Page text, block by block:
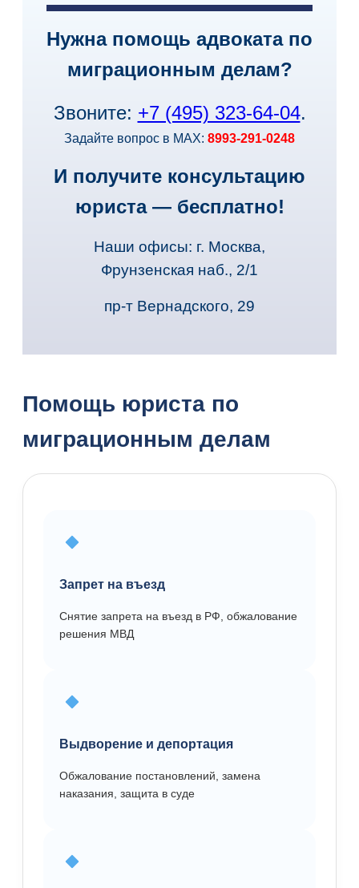
Нужна помощь адвоката по
миграционным делам?
Звоните: +7 (495) 323-64-04.
Задайте вопрос в MAX: 8993-291-0248
И получите консультацию
юриста — бесплатно!
Наши офисы: г. Москва,
Фрунзенская наб., 2/1
пр-т Вернадского, 29
Помощь юриста по
миграционным делам
Запрет на въезд
Снятие запрета на въезд в РФ, обжалование
решения МВД
Выдворение и депортация
Обжалование постановлений, замена
наказания, защита в суде